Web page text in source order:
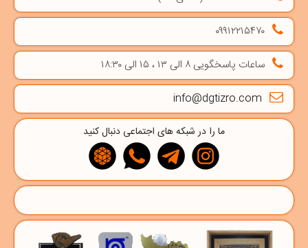
۰۹۹۱۲۲۱۵۴۷۰
ساعات پاسخگویی ۸ الی ۱۳ ، ۱۵ الی ۱۸:۳۰
info@dgtizro.com
ما را در شبکه های اجتماعی دنبال کنید